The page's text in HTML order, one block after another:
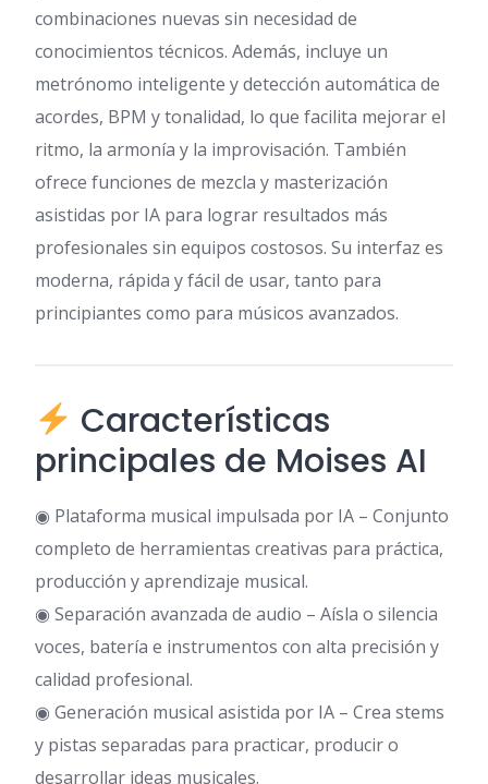
combinaciones nuevas sin necesidad de
conocimientos técnicos. Además, incluye un
metrónomo inteligente y detección automática de
acordes, BPM y tonalidad, lo que facilita mejorar el
ritmo, la armonía y la improvisación. También
ofrece funciones de mezcla y masterización
asistidas por IA para lograr resultados más
profesionales sin equipos costosos. Su interfaz es
moderna, rápida y fácil de usar, tanto para
principiantes como para músicos avanzados.
Características
principales de Moises AI
◉ Plataforma musical impulsada por IA – Conjunto
completo de herramientas creativas para práctica,
producción y aprendizaje musical.
◉ Separación avanzada de audio – Aísla o silencia
voces, batería e instrumentos con alta precisión y
calidad profesional.
◉ Generación musical asistida por IA – Crea stems
y pistas separadas para practicar, producir o
desarrollar ideas musicales.